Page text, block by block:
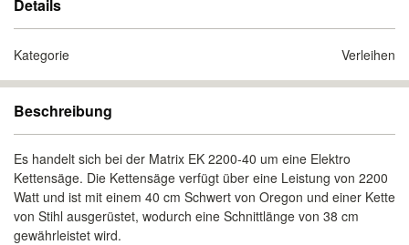
Details
Kategorie Verleihen
Beschreibung
Es handelt sich bei der Matrix EK 2200-40 um eine Elektro
Kettensäge. Die Kettensäge verfügt über eine Leistung von 2200
Watt und ist mit einem 40 cm Schwert von Oregon und einer Kette
von Stihl ausgerüstet, wodurch eine Schnittlänge von 38 cm
gewährleistet wird.